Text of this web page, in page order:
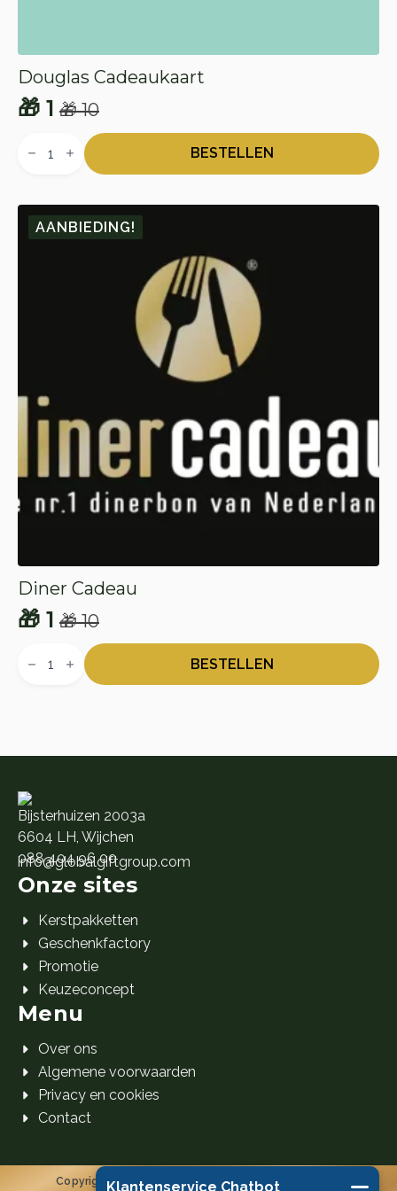
Douglas Cadeaukaart
🎁10
Oorspronkelijke
prijs
🎁 10.
🎁 1
Huidige
prijs
🎁 1.
Cadeaukaart
BESTELLEN
AANBIEDING!
Diner Cadeau
🎁10
Oorspronkelijke
prijs
🎁 1
Huidige
prijs
Cadeau
BESTELLEN
Bijsterhuizen 2003a
6604 LH, Wijchen
088 404 96 00
info@globalgiftgroup.com
Onze sites
Kerstpakketten
Geschenkfactory
Promotie
Keuzeconcept
Menu
Over ons
Algemene voorwaarden
Privacy en cookies
Contact
Copyright 2026 Global Gift Group B.V. © Alle rechten
Klantenservice Chatbot